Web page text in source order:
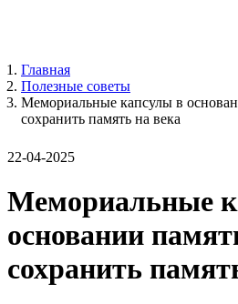
Главная
Полезные советы
Мемориальные капсулы в
сохранить память на века
22-04-2025
Мемориальные
основании
сохранить